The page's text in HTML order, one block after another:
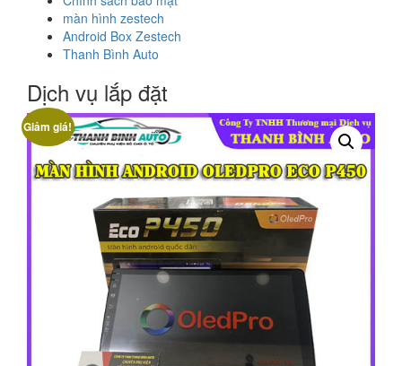
màn hình zestech
Android Box Zestech
Thanh Bình Auto
Dịch vụ lắp đặt
Giảm giá!